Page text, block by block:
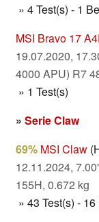
» 4 Test(s) - 1
MSI Bravo 17
19.07.2020,
4000 APU) R7
» 1 Test(s)
» Serie Claw
69% MSI Claw
12.11.2024,
155H, 0.672 kg
» 43 Test(s) -